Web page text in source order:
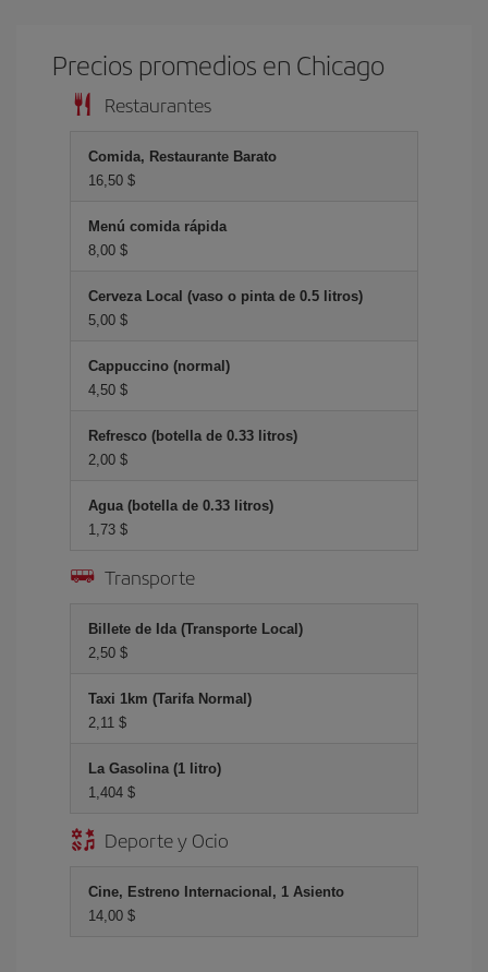
Precios promedios en Chicago
Restaurantes
Comida, Restaurante Barato
16,50 $
Menú comida rápida
8,00 $
Cerveza Local (vaso o pinta de 0.5 litros)
5,00 $
Cappuccino (normal)
4,50 $
Refresco (botella de 0.33 litros)
2,00 $
Agua (botella de 0.33 litros)
1,73 $
Transporte
Billete de Ida (Transporte Local)
2,50 $
Taxi 1km (Tarifa Normal)
2,11 $
La Gasolina (1 litro)
1,404 $
Deporte y Ocio
Cine, Estreno Internacional, 1 Asiento
14,00 $